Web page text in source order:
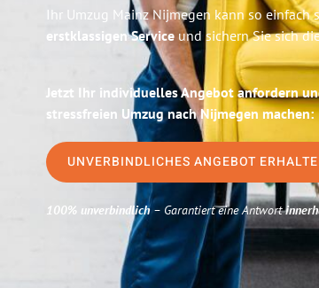
Ihr Umzug Mainz Nijmegen kann so einfach
erstklassigen Service und sichern Sie sich
Jetzt Ihr individuelles Angebot anfordern
stressfreien Umzug nach Nijmegen machen:
UNVERBINDLICHES ANGEBOT
100% unverbindlich– Garantiert eine Antwort